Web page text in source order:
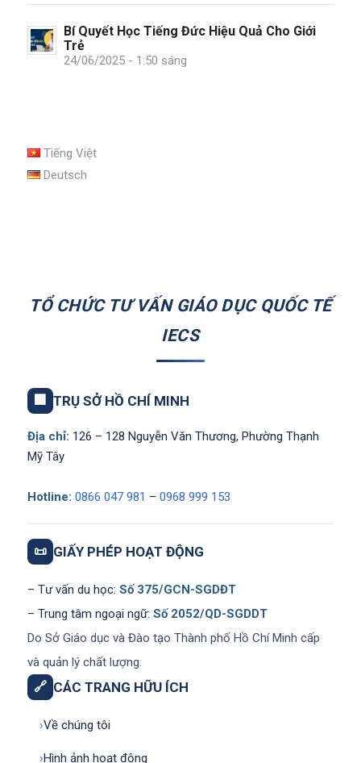
Bí Quyết Học Tiếng Đức Hiệu Quả Cho Giới
Trẻ
24/06/2025 - 1:50 sáng
Tiếng Việt
Deutsch
TỔ CHỨC TƯ VẤN GIÁO DỤC QUỐC TẾ
IECS
🏢 TRỤ SỞ HỒ CHÍ MINH
Địa chỉ: 126 – 128 Nguyễn Văn Thương, Phường Thạnh
Mỹ Tây
Hotline: 0866 047 981 – 0968 999 153
📜 GIẤY PHÉP HOẠT ĐỘNG
– Tư vấn du học: Số 375/GCN-SGDĐT
– Trung tâm ngoại ngữ: Số 2052/QD-SGDDT
Do Sở Giáo dục và Đào tạo Thành phố Hồ Chí Minh cấp
và quản lý chất lượng.
🔗 CÁC TRANG HỮU ÍCH
›Về chúng tôi
›Hình ảnh hoạt động